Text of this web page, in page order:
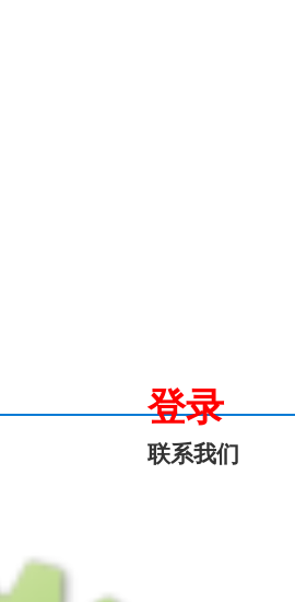
登录
联系我们